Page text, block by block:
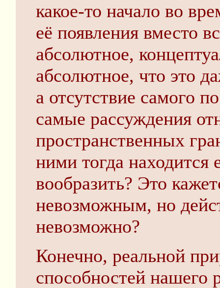
какое-то начало во
её появления вместо
абсолютное,
абсолютное, что это
а отсутствие самого
самые рассуждения
пространственных
ними тогда находится
вообразить? Это
невозможным, но
невозможно?
Конечно, реальной
способностей нашего